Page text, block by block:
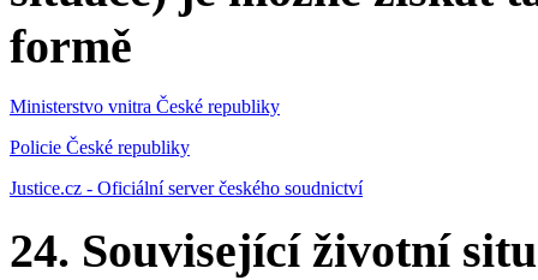
formě
Ministerstvo vnitra České republiky
Policie České republiky
Justice.cz - Oficiální server českého soudnictví
24. Související životní